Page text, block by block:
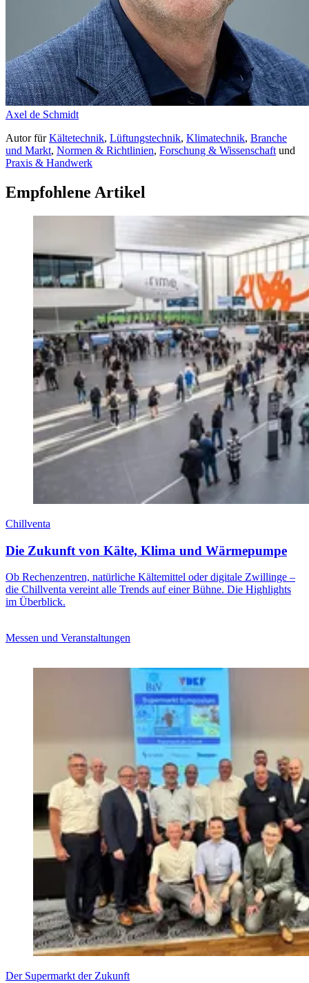
Axel de Schmidt
AutorfürKältetechnik, Lüftungstechnik, Klimatechnik, Branche
und Markt, Normen & Richtlinien, Forschung & Wissenschaft und
Praxis & Handwerk
Empfohlene Artikel
Chillventa
Die Zukunft von Kälte, Klima und Wärmepumpe
Ob Rechenzentren, natürliche Kältemittel oder digitale Zwillinge –
die Chillventa vereint alle Trends auf einer Bühne. Die Highlights
im Überblick.
Messen und Veranstaltungen
Der Supermarkt der Zukunft